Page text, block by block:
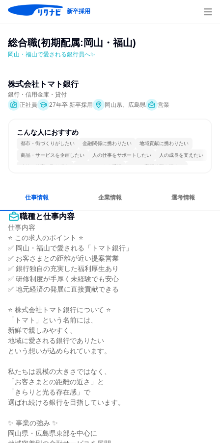
新卒採用
総合職(初期配属:岡山・福山)
岡山・福山で愛される銀行員へ✨
株式会社トマト銀行
銀行・信用金庫・貸付
正社員
27年卒 新卒採用 岡山県、広島県 営業
こんな人におすすめ
都市・街づくりがしたい 金融関係に携わりたい 地域貢献に携わりたい
商品・サービスを企画したい 人の仕事をサポートしたい 人の成長を支えたい
冷静に仕事に取り組む チームワークを重視 一つの専門分野を極める
仕事情報 企業情報 選考情報
職種と仕事内容
仕事内容
⭐ この求人のポイント ⭐
✅ 岡山・福山で愛される「トマト銀行」
✅ お客さまとの距離が近い提案営業
✅ 銀行独自の充実した福利厚生あり
✅ 研修制度が手厚く未経験でも安心
✅ 地元経済の発展に直接貢献できる
⭐ 株式会社トマト銀行について ⭐
「トマト」という名前には、
新鮮で親しみやすく、
地域に愛される銀行でありたい
という想いが込められています。
私たちは規模の大きさではなく、
「お客さまとの距離の近さ」と
「きらりと光る存在感」で
選ばれ続ける銀行を目指しています。
✨ 事業の強み ✨
岡山県・広島県東部を中心に